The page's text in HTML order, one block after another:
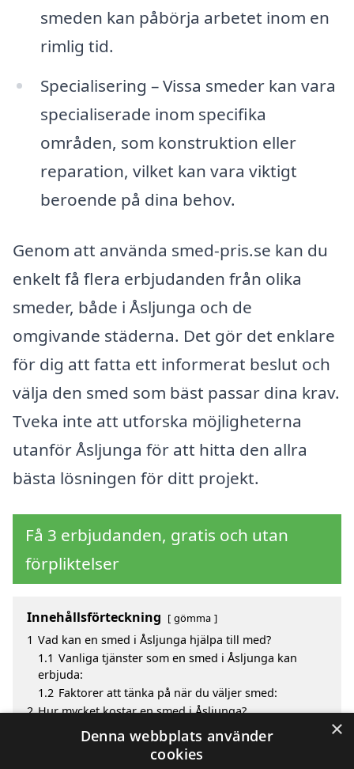
smeden kan påbörja arbetet inom en
rimlig tid.
Specialisering – Vissa smeder kan vara
specialiserade inom specifika
områden, som konstruktion eller
reparation, vilket kan vara viktigt
beroende på dina behov.
Genom att använda smed-pris.se kan du
enkelt få flera erbjudanden från olika
smeder, både i Åsljunga och de
omgivande städerna. Det gör det enklare
för dig att fatta ett informerat beslut och
välja den smed som bäst passar dina krav.
Tveka inte att utforska möjligheterna
utanför Åsljunga för att hitta den allra
bästa lösningen för ditt projekt.
Få 3 erbjudanden, gratis och utan
förpliktelser
Innehållsförteckning gömma
1 Vad kan en smed i Åsljunga hjälpa till med?
1.1 Vanliga tjänster som en smed i Åsljunga kan
erbjuda:
1.2 Faktorer att tänka på när du väljer smed:
2 Hur mycket kostar en smed i Åsljunga?
Fördelar med att välja smed i Åsljunga
Sök efter en skicklig smed i de omgivande städerna
×
Denna webbplats använder
cookies